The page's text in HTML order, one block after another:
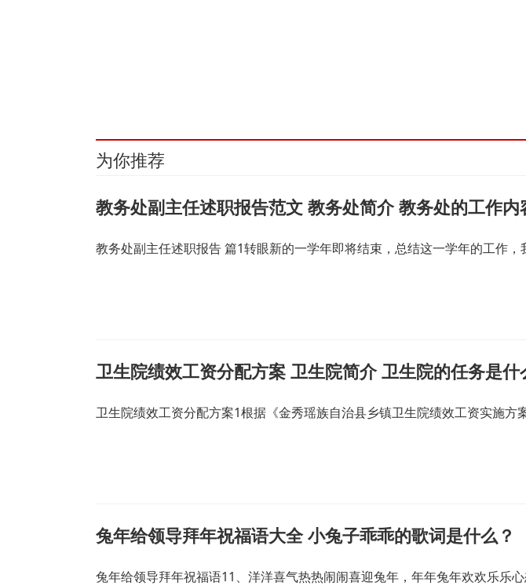
为你推荐
教务处副主任述职报告范文 教务处简介 教务处的工作内
教务处副主任述职报告 篇1转眼新的一学年即将结束，总结这一学年的工作
卫生院绩效工资分配方案 卫生院简介 卫生院的任务是什
卫生院绩效工资分配方案1根据《金秀瑶族自治县乡镇卫生院绩效工资实施
兔年给领导拜年祝福语大全 小兔子乖乖的歌词是什么？
兔年给领导拜年祝福语11、洋洋喜气热热闹闹喜迎兔年，年年兔年欢欢乐乐